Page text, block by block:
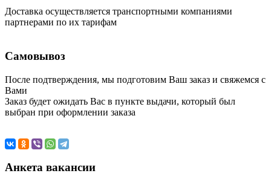
Доставка осуществляется транспортными компаниями
партнерами по их тарифам
Самовывоз
После подтверждения, мы подготовим Ваш заказ и свяжемся с
Вами
Заказ будет ожидать Вас в пункте выдачи, который был
выбран при оформлении заказа
Анкета вакансии